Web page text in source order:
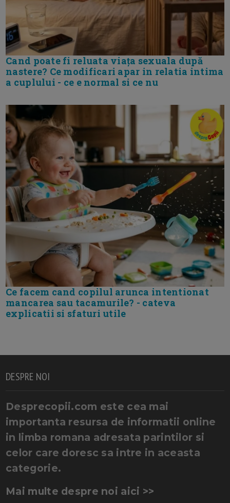
Cand poate fi reluata viața sexuala după
nastere? Ce modificari apar in relatia intima
a cuplului - ce e normal si ce nu
Ce facem cand copilul arunca intentionat
mancarea sau tacamurile? - cateva
explicatii si sfaturi utile
DESPRE NOI
Desprecopii.com este cea mai
importanta resursa de informatii online
in limba romana adresata parintilor si
celor care doresc sa intre in aceasta
categorie.
Mai multe despre noi aici >>